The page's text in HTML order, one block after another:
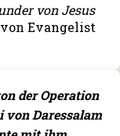
von Jesus
Evangelist
der Operation
Daressalam